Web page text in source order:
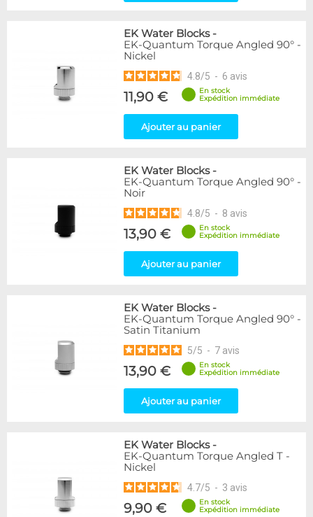
EK Water Blocks-
EK-Quantum Torque Angled 90° -
Nickel
4.8/5 - 6 avis
11,90 €
En stock
Expédition immédiate
Ajouter au panier
EK Water Blocks-
EK-Quantum Torque Angled 90° -
Noir
4.8/5 - 8 avis
13,90 €
En stock
Expédition immédiate
Ajouter au panier
EK Water Blocks-
EK-Quantum Torque Angled 90° -
Satin Titanium
5/5 - 7 avis
13,90 €
En stock
Expédition immédiate
Ajouter au panier
EK Water Blocks-
EK-Quantum Torque Angled T -
Nickel
4.7/5 - 3 avis
9,90 €
En stock
Expédition immédiate